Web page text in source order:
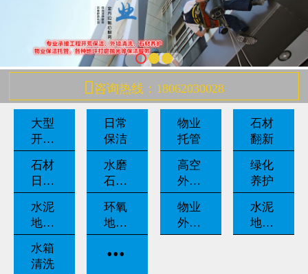
荣誉资质
工程案例
人才招聘
联系我们
咨询热线：18062030028
大型
开荒
保洁
日常
保洁
物业
托管
石材
翻新
石材
日常
养护
水磨
石翻
新
高空
外墙
清洗
绿化
养护
水泥
地坪
固化
环氧
地坪
漆
物业
外包
保洁
水泥
地坪
打磨
水箱
清洗
...